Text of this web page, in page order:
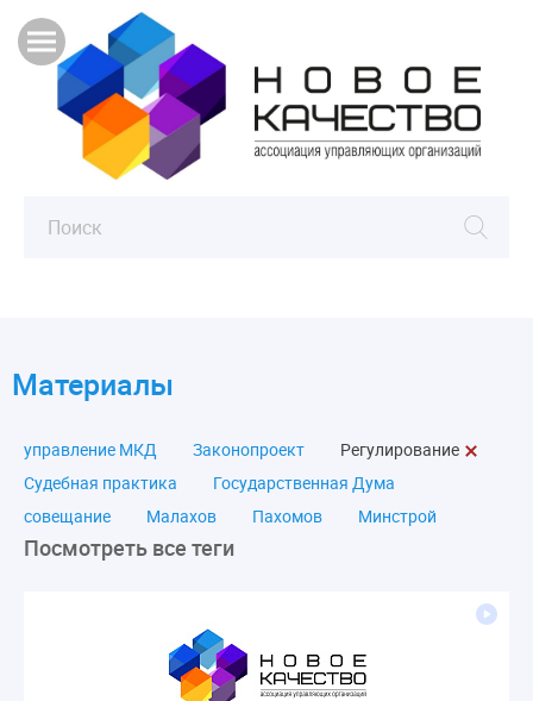
Материалы
управление МКД Законопроект
Регулирование
Судебная практика
Государственная Дума
совещание
Малахов Пахомов
Минстрой
ЛикбезЖКХ
ЖКХ
Строительная неделя
управляющие компании
МКД
Экспертное мнение
капремонт Вебинар
Посмотреть все теги